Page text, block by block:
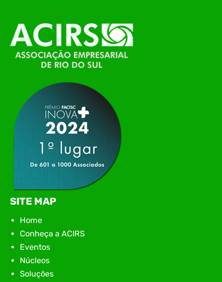
ACIRS, Jardel José Busarello, com os núcleos…
SITE MAP
Home
Conheça a ACIRS
Eventos
Núcleos
Soluções